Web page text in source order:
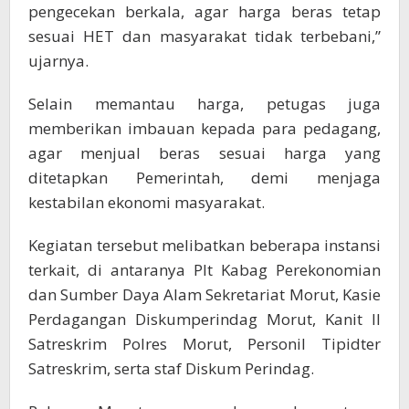
pengecekan berkala, agar harga beras tetap
sesuai HET dan masyarakat tidak terbebani,”
ujarnya.
Selain memantau harga, petugas juga
memberikan imbauan kepada para pedagang,
agar menjual beras sesuai harga yang
ditetapkan Pemerintah, demi menjaga
kestabilan ekonomi masyarakat.
Kegiatan tersebut melibatkan beberapa instansi
terkait, di antaranya Plt Kabag Perekonomian
dan Sumber Daya Alam Sekretariat Morut, Kasie
Perdagangan Diskumperindag Morut, Kanit II
Satreskrim Polres Morut, Personil Tipidter
Satreskrim, serta staf Diskum Perindag.